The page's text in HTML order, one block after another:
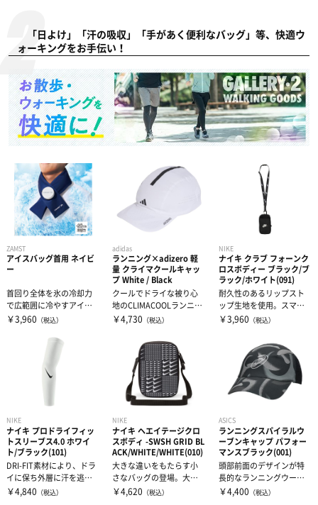
「日よけ」「汗の吸収」「手があく便利なバッグ」等、快適ウ
ォーキングをお手伝い！
ZAMST
アイスバッグ首用 ネイビ
ー
首回り全体を氷の冷却力
で広範囲に冷やすアイス
バッグです。❚未着用時と
￥3,960 （税込）
adidas
ランニング×adizero 軽
量 クライマクールキャッ
プ White / Black
クールでドライな被り心
地のCLIMACOOLランニン
グキャップ。太陽の日差
￥4,730 （税込）
NIKE
ナイキ クラブ フォーンク
ロスボディー ブラック/ブ
ラック/ホワイト(091)
耐久性のあるリップスト
ップ生地を使用。スマー
トフォンや小物を持ち運
￥3,960 （税込）
NIKE
ナイキ プロドライフィッ
トスリーブス4.0 ホワイ
ト/ブラック(101)
DRI-FIT素材により、ドラ
イに保ち外層に汗を逃
す。ゴムバンド部分が快
￥4,840 （税込）
NIKE
ナイキ ヘエイテージクロ
スボディ -SWSH GRID BL
ACK/WHITE/WHITE(010)
大きな違いをもたらす小
さなバッグの登場。大容
量のメインコンパートメ
￥4,620 （税込）
ASICS
ランニングスパイラルウ
ーブンキャップ パフォー
マンスブラック(001)
頭部前面のデザインが特
長的なランニングウーブ
ンキャップ。側面のレー
￥4,400 （税込）